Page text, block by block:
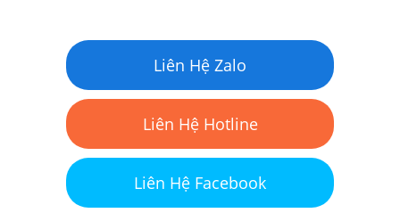
Liên Hệ Zalo
Liên Hệ Hotline
Liên Hệ Facebook